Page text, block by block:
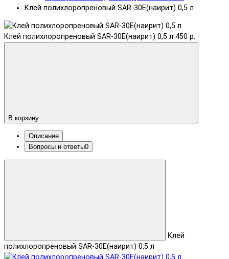
Клей полихлоропреновый SAR-30E(наирит) 0,5 л
Клей полихлоропреновый SAR-30E(наирит) 0,5 л 450 р.
В корзину
Описание
Вопросы и ответы0
Клей
полихлоропреновый SAR-30E(наирит) 0,5 л